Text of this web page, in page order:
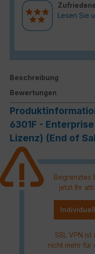
Lesen Sie
Beschreibung
Bewertungen
6301F -
Lizenz) (End of
Begrenztes
jetzt Ihr
SSL VPN ist
nicht mehr für